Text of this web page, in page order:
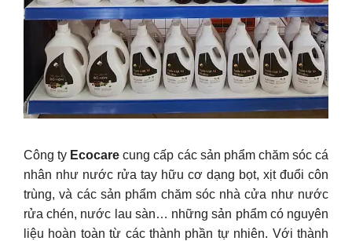
Công ty Ecocare cung cấp các sản phẩm chăm sóc cá
nhân như nước rửa tay hữu cơ dạng bọt, xịt đuổi côn
trùng, và các sản phẩm chăm sóc nhà cửa như nước
rửa chén, nước lau sàn… những sản phẩm có nguyên
liệu hoàn toàn từ các thành phần tự nhiên. Với thành